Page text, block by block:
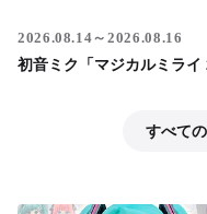
2026.08.14～2026.08.16
初音ミク「マジカルミラ
すべて